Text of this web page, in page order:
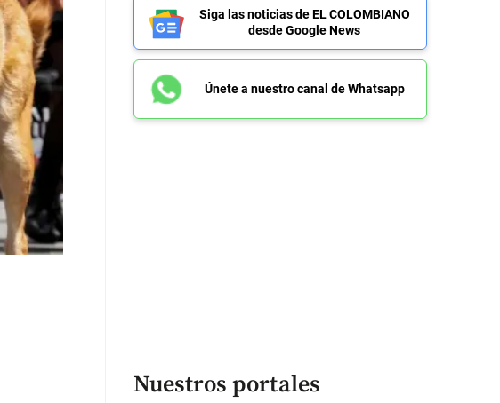
Siga las noticias de EL COLOMBIANO
desde Google News
Únete a nuestro canal de Whatsapp
Nuestros portales